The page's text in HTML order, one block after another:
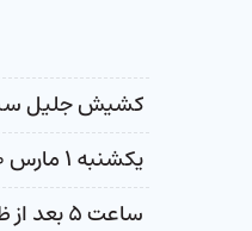
کشیش جلیل
یکشنبه ۱ مارس ۲۰۲۰
ساعت ۵ بعد از ظهر به وقت ترکیه